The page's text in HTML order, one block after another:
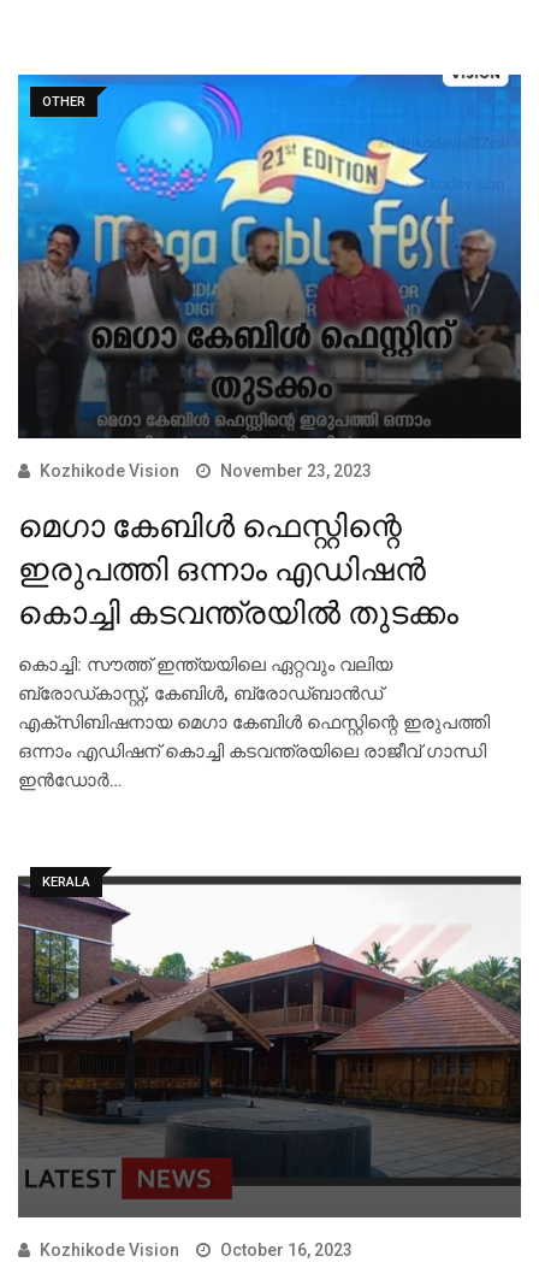
OTHER
Kozhikode Vision November 23, 2023
മെഗാ കേബിള്‍ ഫെസ്റ്റിന്റെ
ഇരുപത്തി ഒന്നാം എഡിഷന്‍
കൊച്ചി കടവന്ത്രയില്‍ തുടക്കം
കൊച്ചി: സൗത്ത് ഇന്ത്യയിലെ ഏറ്റവും വലിയ
ബ്രോഡ്കാസ്റ്റ്, കേബിള്‍, ബ്രോഡ്ബാന്‍ഡ്
എക്സിബിഷനായ മെഗാ കേബിള്‍ ഫെസ്റ്റിന്റെ ഇരുപത്തി
ഒന്നാം എഡിഷന് കൊച്ചി കടവന്ത്രയിലെ രാജീവ് ഗാന്ധി
ഇന്‍ഡോര്‍…
KERALA
Kozhikode Vision October 16, 2023